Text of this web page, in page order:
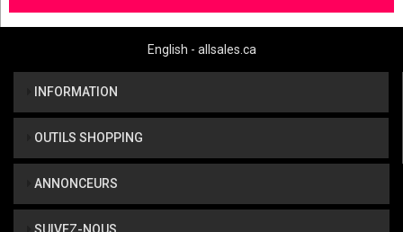
English - allsales.ca
INFORMATION
OUTILS SHOPPING
ANNONCEURS
SUIVEZ-NOUS